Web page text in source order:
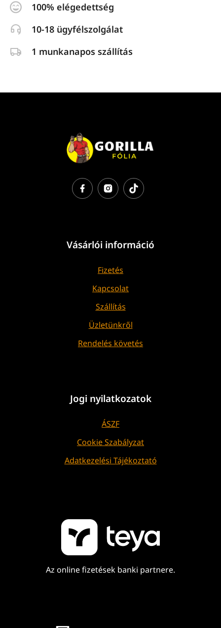
100% elégedettség
10-18 ügyfélszolgálat
1 munkanapos szállítás
Vásárlói információ
Fizetés
Kapcsolat
Szállítás
Üzletünkről
Rendelés követés
Jogi nyilatkozatok
ÁSZF
Cookie Szabályzat
Adatkezelési Tájékoztató
Az online fizetések banki partnere.